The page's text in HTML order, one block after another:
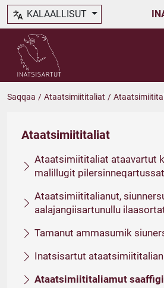
KALAALLISUT
Saqqaa / Ataatsimiititaliat /
Ataatsimiititaliat
Ataatsimiititaliat ataavartut
malillugit pilersinneqartussat
Ataatsimiititalianut,
aalajangiisartunullu
Tamanut ammasumik
Inatsisartut
Ataatsimiititaliamut